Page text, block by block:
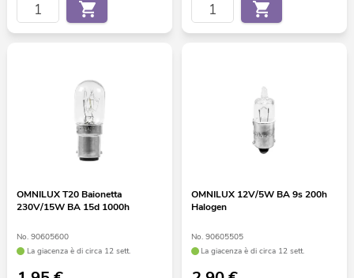
OMNILUX T20 Baionetta
230V/15W BA 15d 1000h
No. 90605600
La giacenza è di circa 12 sett.
OMNILUX 12V/5W BA 9s 200h
Halogen
No. 90605505
La giacenza è di circa 12 sett.